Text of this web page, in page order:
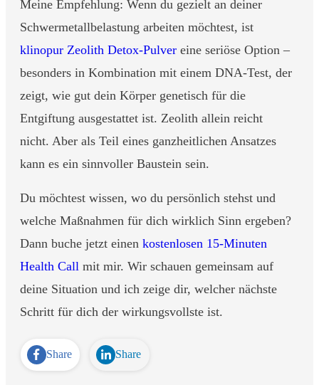
Meine Empfehlung: Wenn du gezielt an deiner
Schwermetallbelastung arbeiten möchtest, ist
klinopur Zeolith Detox-Pulver eine seriöse Option –
besonders in Kombination mit einem DNA-Test, der
zeigt, wie gut dein Körper genetisch für die
Entgiftung ausgestattet ist. Zeolith allein reicht
nicht. Aber als Teil eines ganzheitlichen Ansatzes
kann es ein sinnvoller Baustein sein.
Du möchtest wissen, wo du persönlich stehst und
welche Maßnahmen für dich wirklich Sinn ergeben?
Dann buche jetzt einen kostenlosen 15-Minuten
Health Call mit mir. Wir schauen gemeinsam auf
deine Situation und ich zeige dir, welcher nächste
Schritt für dich der wirkungsvollste ist.
Share Share